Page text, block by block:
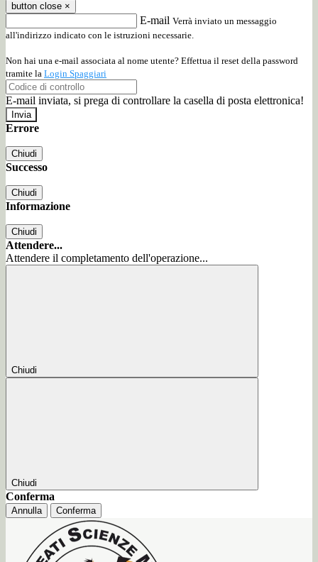
button close ×
E-mail Verrà inviato un messaggio
all'indirizzo indicato con le istruzioni necessarie.
Non hai una e-mail associata al nome utente? Effettua il reset della password
tramite la Login Spaggiari
E-mail inviata, si prega di controllare la casella di posta elettronica!
Errore
Chiudi
Successo
Chiudi
Informazione
Chiudi
Attendere...
Attendere il completamento dell'operazione...
Chiudi
Chiudi
Conferma
Annulla Conferma